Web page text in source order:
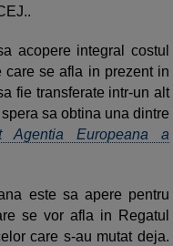
acopere integral costul
care se afla in prezent in
fie transferate intr-un alt
sa obtina una dintre
Agentia Europeana a
este sa apere pentru
se vor afla in Regatul
care s-au mutat deja.